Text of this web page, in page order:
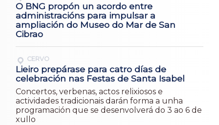
O BNG propón un acordo entre
administracións para impulsar a
ampliación do Museo do Mar de San
Cibrao
CERVO
Lieiro prepárase para catro días de
celebración nas Festas de Santa Isabel
Concertos, verbenas, actos relixiosos e
actividades tradicionais darán forma a unha
programación que se desenvolverá do 3 ao 6 de
xullo